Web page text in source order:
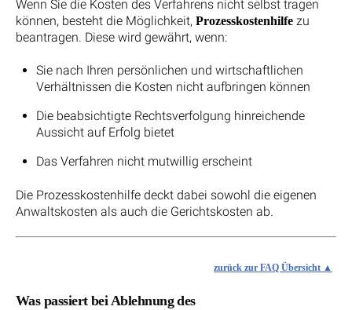
Wenn Sie die Kosten des Verfahrens nicht selbst tragen
können, besteht die Möglichkeit, Prozesskostenhilfe zu
beantragen. Diese wird gewährt, wenn:
Sie nach Ihren persönlichen und wirtschaftlichen
Verhältnissen die Kosten nicht aufbringen können
Die beabsichtigte Rechtsverfolgung hinreichende
Aussicht auf Erfolg bietet
Das Verfahren nicht mutwillig erscheint
Die Prozesskostenhilfe deckt dabei sowohl die eigenen
Anwaltskosten als auch die Gerichtskosten ab.
zurück zur FAQ Übersicht
Was passiert bei Ablehnung des